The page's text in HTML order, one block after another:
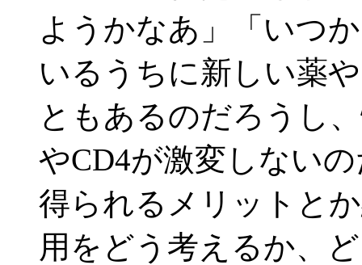
ようかなあ」「いつ
いるうちに新しい薬
ともあるのだろうし
やCD4が激変しない
得られるメリットと
用をどう考えるか、